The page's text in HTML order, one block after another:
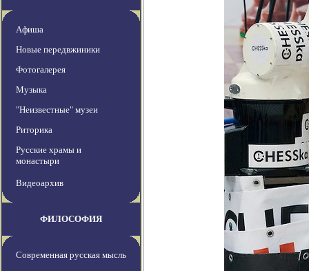
Афиша
Новые передвжиники
Фотогалерея
Музыка
"Неизвестные" музеи
Риторика
Русские храмы и
монастыри
Видеоархив
ФИЛОСОФИЯ
Современная русская мысль